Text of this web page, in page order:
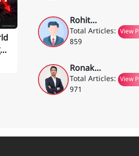
Rohit
Tripathi
Total Articles:
859
View
Ronak
Ghatiya
Total Articles:
971
View